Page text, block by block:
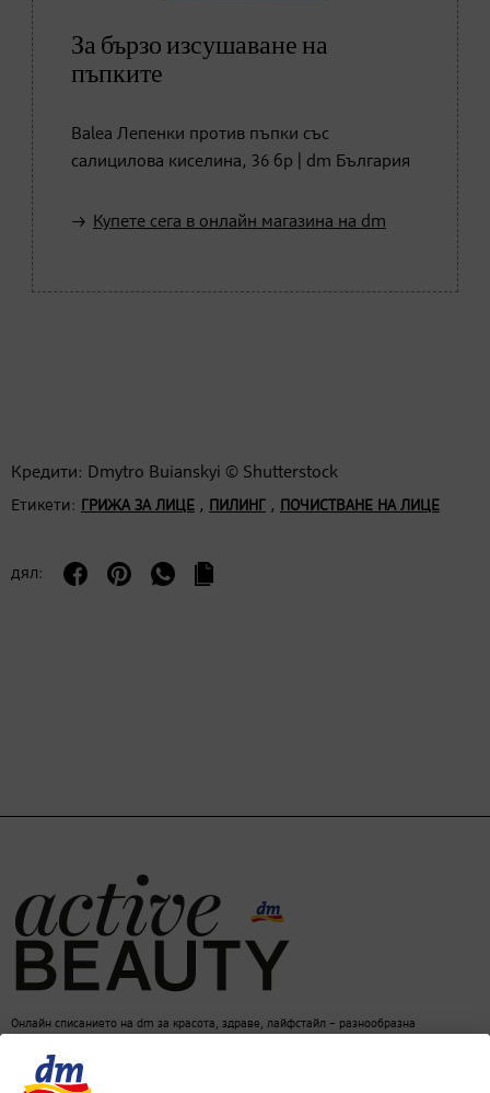
За бързо изсушаване на
пъпките
Balea Лепенки против пъпки със
салицилова киселина, 36 бр | dm България
Купете сега в онлайн магазина на dm
Кредити: Dmytro Buianskyi © Shutterstock
Етикети: ГРИЖА ЗА ЛИЦЕ , ПИЛИНГ , ПОЧИСТВАНЕ НА ЛИЦЕ
дял:
Онлайн списанието на dm за красота, здраве, лайфстайл – разнообразна